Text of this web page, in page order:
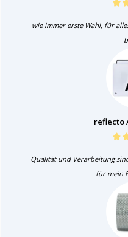
wie immer erste Wahl, für
reflecto
Qualität und Verarbeitung
für mein